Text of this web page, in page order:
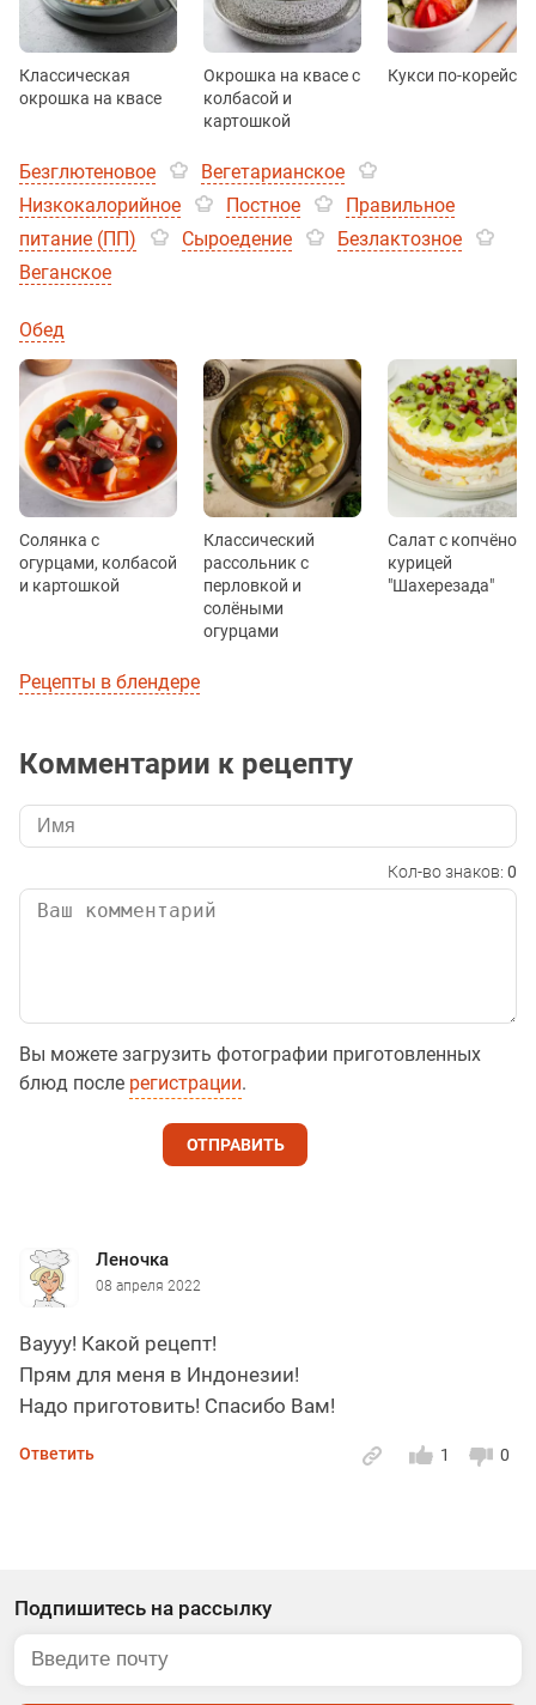
Классическая
окрошка на квасе
Окрошка на квасе с
колбасой и
картошкой
Кукси по-корейски
Безглютеновое
Вегетарианское
Низкокалорийное
Постное
Правильное
питание (ПП)
Сыроедение
Безлактозное
Веганское
Обед
Солянка с
огурцами, колбасой
и картошкой
Классический
рассольник с
перловкой и
солёными
огурцами
Салат с копчёной
курицей
"Шахерезада"
Рецепты в блендере
Комментарии к рецепту
Кол-во знаков: 0
Вы можете загрузить фотографии приготовленных
блюд после регистрации.
ОТПРАВИТЬ
Леночка
08 апреля 2022
Ваууу! Какой рецепт!
Прям для меня в Индонезии!
Надо приготовить! Спасибо Вам!
0
1
Ответить
Подпишитесь на рассылку